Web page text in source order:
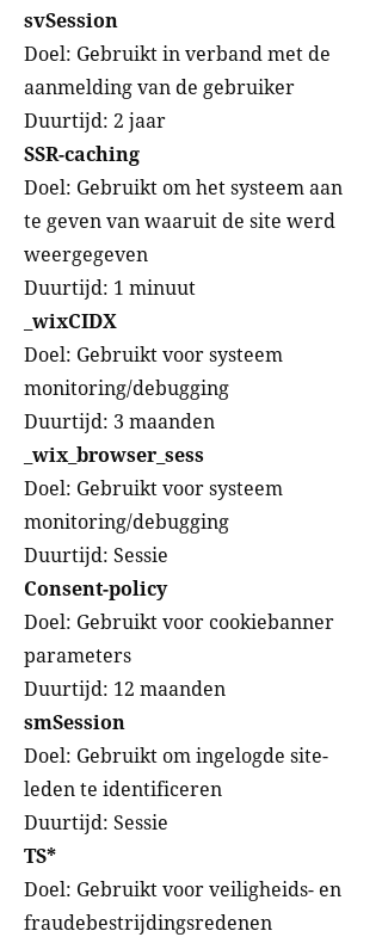
svSession
Doel: Gebruikt in verband met de
aanmelding van de gebruiker
Duurtijd: 2 jaar
SSR-caching
Doel: Gebruikt om het systeem aan
te geven van waaruit de site werd
weergegeven
Duurtijd: 1 minuut
_wixCIDX
Doel: Gebruikt voor systeem
monitoring/debugging
Duurtijd: 3 maanden
_wix_browser_sess
Doel: Gebruikt voor systeem
monitoring/debugging
Duurtijd: Sessie
Consent-policy
Doel: Gebruikt voor cookiebanner
parameters
Duurtijd: 12 maanden
smSession
Doel: Gebruikt om ingelogde site-
leden te identificeren
Duurtijd: Sessie
TS*
Doel: Gebruikt voor veiligheids- en
fraudebestrijdingsredenen